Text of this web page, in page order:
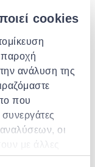
cookies
παροχή
ανάλυση της
που
οι
με άλλες
ή τις